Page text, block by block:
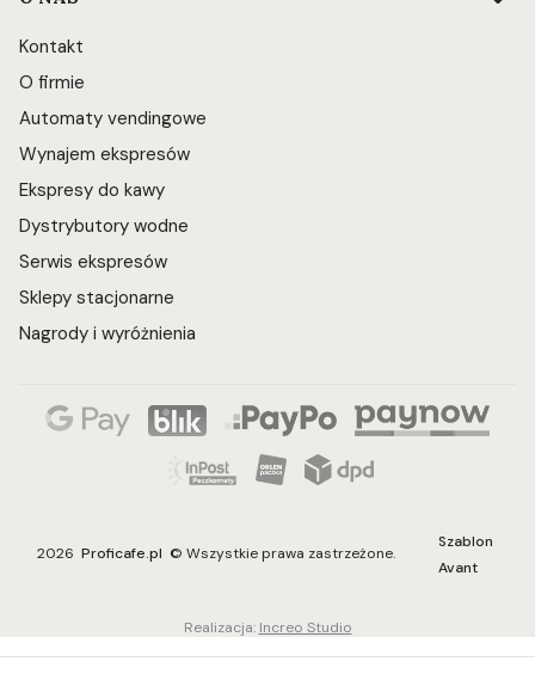
Kontakt
O firmie
Automaty vendingowe
Wynajem ekspresów
Ekspresy do kawy
Dystrybutory wodne
Serwis ekspresów
Sklepy stacjonarne
Nagrody i wyróżnienia
2026 Proficafe.pl © Wszystkie prawa zastrzeżone.
Szablon
Avant
Realizacja: Increo Studio